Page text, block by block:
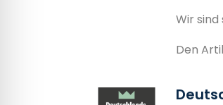
Wir
Den